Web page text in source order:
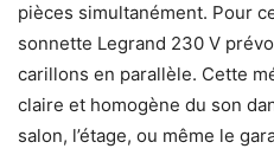
pièces simultanément. Pour
sonnette Legrand 230 V
carillons en parallèle. Cette
claire et homogène du son
salon, l’étage, ou même le